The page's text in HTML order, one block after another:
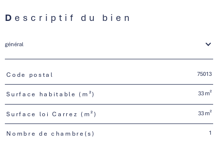
Descriptif du bien
général
TRAD_PAMPERO_Caracteristique
Code postal 75013
Surface habitable (m²) 33 m²
Surface loi Carrez (m²) 33 m²
Nombre de chambre(s) 1